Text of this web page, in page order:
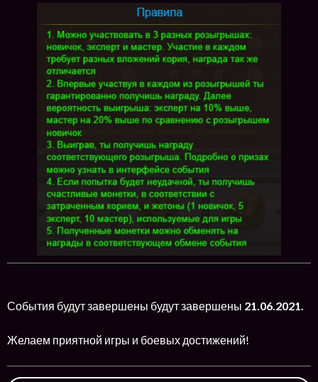
События будут завершены будут завершены 21.06.2021.
Желаем приятной игры и боевых достижений!